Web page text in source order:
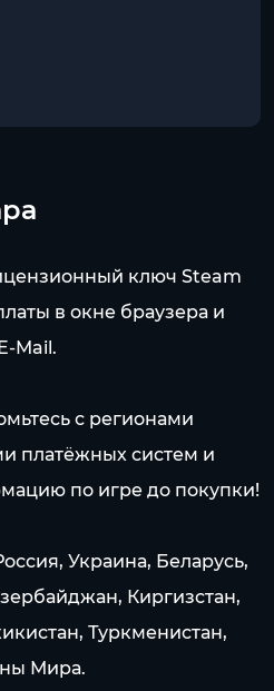
ключ Steam
в окне браузера и
Mail.
с регионами
платёжных систем и
по игре до покупки!
Украина, Беларусь,
Киргизстан,
Туркменистан,
Мира.